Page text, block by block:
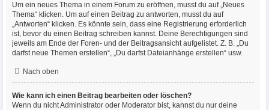
Um ein neues Thema in einem Forum zu eröffnen, musst du auf „Neues
Thema“ klicken. Um auf einen Beitrag zu antworten, musst du auf
„Antworten“ klicken. Es könnte sein, dass eine Registrierung erforderlich
ist, bevor du einen Beitrag schreiben kannst. Deine Berechtigungen sind
jeweils am Ende der Foren- und der Beitragsansicht aufgelistet. Z. B. „Du
darfst neue Themen erstellen“, „Du darfst Dateianhänge erstellen“ usw.
Nach oben
Wie kann ich einen Beitrag bearbeiten oder löschen?
Wenn du nicht Administrator oder Moderator bist, kannst du nur deine